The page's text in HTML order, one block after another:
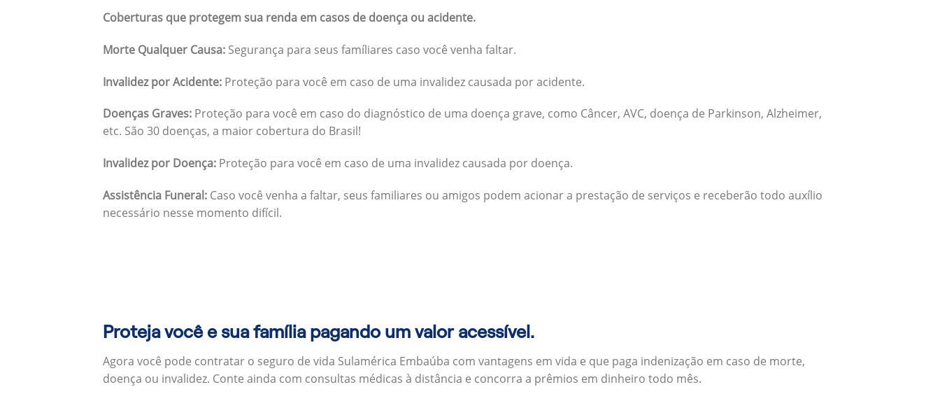
Coberturas que protegem sua renda em casos de doença ou acidente.
Morte Qualquer Causa: Segurança para seus famíliares caso você venha faltar.
Invalidez por Acidente: Proteção para você em caso de uma invalidez causada por acidente.
Doenças Graves: Proteção para você em caso do diagnóstico de uma doença grave, como Câncer, AVC, doença de Parkinson, Alzheimer,
etc. São 30 doenças, a maior cobertura do Brasil!
Invalidez por Doença: Proteção para você em caso de uma invalidez causada por doença.
Assistência Funeral: Caso você venha a faltar, seus familiares ou amigos podem acionar a prestação de serviços e receberão todo auxílio
necessário nesse momento difícil.
Proteja você e sua família pagando um valor acessível.
Agora você pode contratar o seguro de vida Sulamérica Embaúba com vantagens em vida e que paga indenização em caso de morte,
doença ou invalidez. Conte ainda com consultas médicas à distância e concorra a prêmios em dinheiro todo mês.